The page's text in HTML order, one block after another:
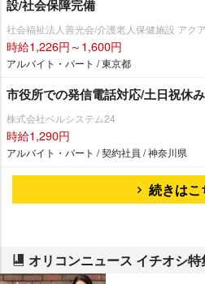
設/社会保障完備
社会福祉法人善光会/介護老人保健施設 アク
時給1,226円～1,600円
アルバイト・パート / 東京都
市役所での発信電話対応/土日祝休
株式会社ベルシステム24
時給1,290円
アルバイト・パート / 契約社員 / 神奈川県
続きはこ
オリコンニュース イチオシ特